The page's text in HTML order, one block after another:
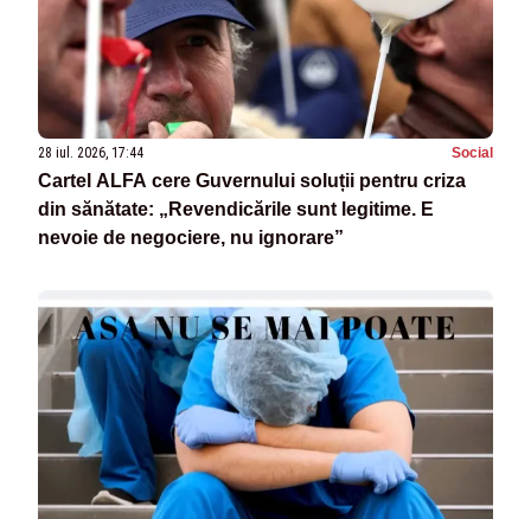
28 iul. 2026, 17:44 Social
Cartel ALFA cere Guvernului soluții pentru criza
din sănătate: „Revendicările sunt legitime. E
nevoie de negociere, nu ignorare”